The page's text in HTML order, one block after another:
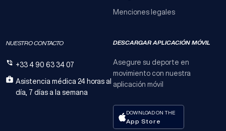
Menciones legales
NUESTRO CONTACTO
+33 4 90 63 34 07
Asistencia médica 24 horas al
día, 7 días a la semana
DESCARGAR APLICACIÓN MÓVIL
Asegure su deporte en
movimiento con nuestra
aplicación móvil
DOWNLOAD ON THE
App Store